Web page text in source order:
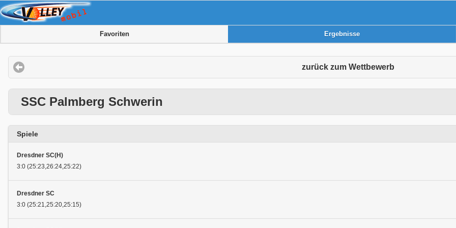
Favoriten Ergebnisse
zurück zum Wettbewerb
SSC Palmberg Schwerin
Spiele
Dresdner SC(H)
3:0 (25:23,26:24,25:22)
Dresdner SC
3:0 (25:21,25:20,25:15)